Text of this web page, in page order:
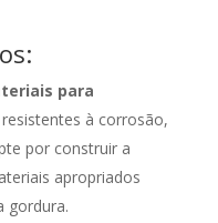
para
à corrosão,
por construir a
apropriados
gordura.